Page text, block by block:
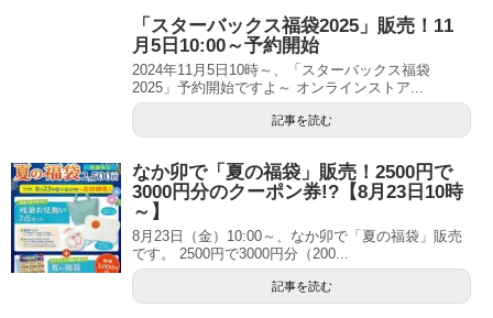
「スターバックス福袋2025」販売！11
月5日10:00～予約開始
2024年11月5日10時～、「スターバックス福袋
2025」予約開始ですよ～ オンラインストア...
記事を読む
なか卯で「夏の福袋」販売！2500円で
3000円分のクーポン券!?【8月23日10時
～】
8月23日（金）10:00～、なか卯で「夏の福袋」販売
です。 2500円で3000円分（200...
記事を読む